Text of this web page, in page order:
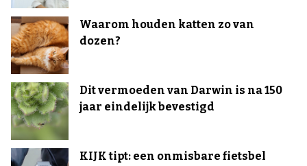
Waarom houden katten zo van
dozen?
Dit vermoeden van Darwin is na 150
jaar eindelijk bevestigd
KIJK tipt: een onmisbare fietsbel